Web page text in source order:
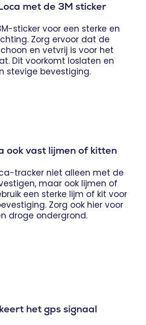
met de 3M sticker
sticker voor een sterke en
Zorg ervoor dat de
en vetvrij is voor het
Dit voorkomt loslaten en
stevige bevestiging.
ook vast lijmen of kitten
tracker niet alleen met de
maar ook lijmen of
een sterke lijm of kit voor
Zorg ook hier voor
droge ondergrond.
het gps signaal